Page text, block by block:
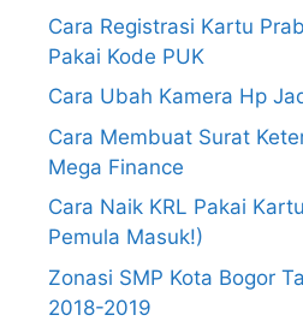
Cara Registrasi Kartu
Pakai Kode PUK
Cara Ubah Kamera Hp
Cara Membuat Surat
Mega Finance
Cara Naik KRL Pakai
Pemula Masuk!)
Zonasi SMP Kota Bogor
2018-2019